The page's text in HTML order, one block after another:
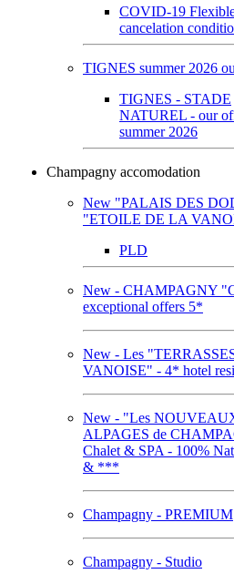
COVID-19
cancelation
TIGNES summer 2026
TIGNES - STADE
NATUREL - our
summer 2026
Champagny accomodation
New "PALAIS DES
"ETOILE DE LA
PLD
New - CHAMPAGNY
exceptional offers 5*
New - Les
VANOISE" - 4* hotel
New - "Les
ALPAGES de
Chalet & SPA - 100%
& ***
Champagny - PREMIUM
Champagny - Studio